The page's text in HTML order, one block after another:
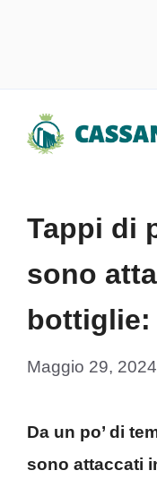
Tappi di
sono
Maggio 29, 2024
Da un po’ di
sono attaccati